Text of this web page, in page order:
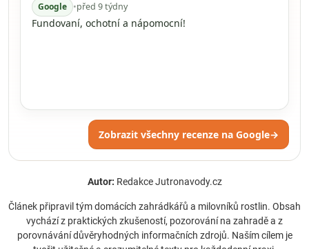
Google •před 9 týdny
Fundovaní, ochotní a nápomocní!
Zobrazit všechny recenze na Google→
Autor: Redakce Jutronavody.cz
Článek připravil tým domácích zahrádkářů a milovníků rostlin. Obsah
vychází z praktických zkušeností, pozorování na zahradě a z
porovnávání důvěryhodných informačních zdrojů. Naším cílem je